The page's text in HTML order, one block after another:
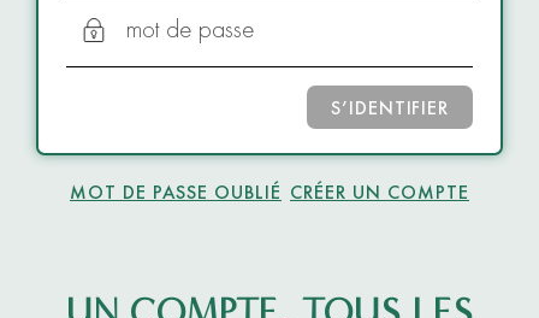
mot de passe
S’IDENTIFIER
MOT DE PASSE OUBLIÉ CRÉER UN COMPTE